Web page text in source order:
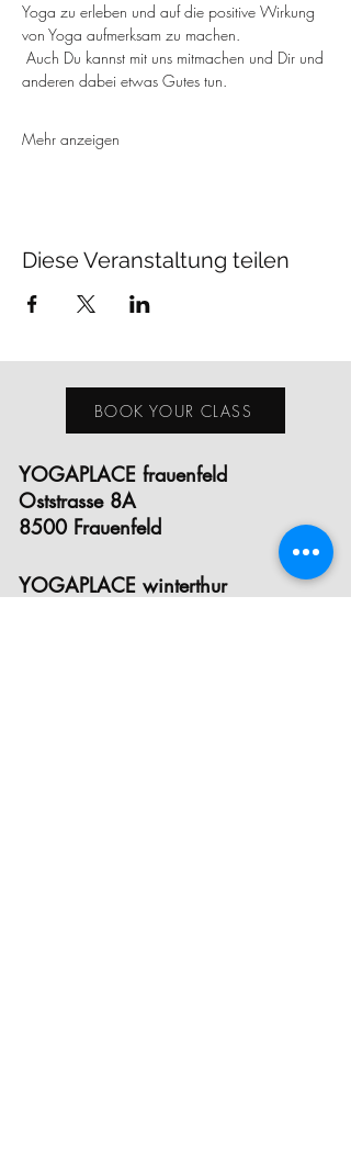
Yoga zu erleben und auf die positive Wirkung
von Yoga aufmerksam zu machen.
anderen dabei etwas Gutes tun.
Mehr anzeigen
Diese Veranstaltung teilen
BOOK YOUR CLASS
YOGAPLACE frauenfeld
Oststrasse 8A
8500 Frauenfeld
YOGAPLACE winterthur